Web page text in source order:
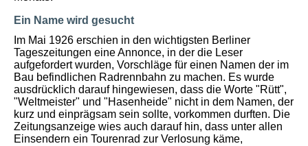
Ein Name wird gesucht
Im Mai 1926 erschien in den wichtigsten Berliner
Tageszeitungen eine Annonce, in der die Leser
aufgefordert wurden, Vorschläge für einen Namen der im
Bau befindlichen Radrennbahn zu machen. Es wurde
ausdrücklich darauf hingewiesen, dass die Worte "Rütt",
"Weltmeister" und "Hasenheide" nicht in dem Namen, der
kurz und einprägsam sein sollte, vorkommen durften. Die
Zeitungsanzeige wies auch darauf hin, dass unter allen
Einsendern ein Tourenrad zur Verlosung käme,